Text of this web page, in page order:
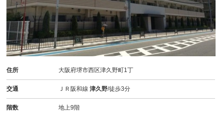
住所 大阪府堺市西区津久野町1丁
交通 ＪＲ阪和線津久野/徒歩3分
階数 地上9階